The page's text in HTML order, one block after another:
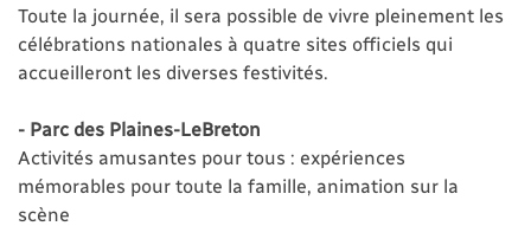
Toute la journée, il sera possible de vivre pleinement les
célébrations nationales à quatre sites officiels qui
accueilleront les diverses festivités.
- Parc des Plaines-LeBreton
Activités amusantes pour tous : expériences
mémorables pour toute la famille, animation sur la
scène